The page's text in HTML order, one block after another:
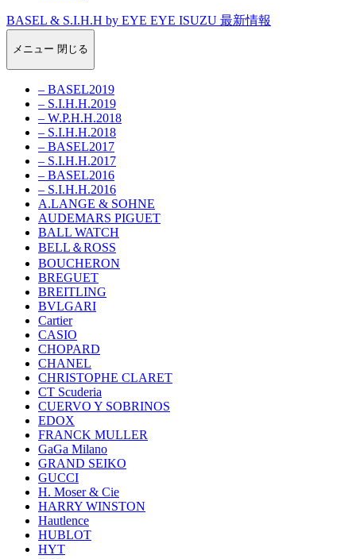
BASEL & S.I.H.H by EYE EYE ISUZU 最新情報
メニュー 閉じる
– BASEL2019
– S.I.H.H.2019
– W.P.H.H.2018
– S.I.H.H.2018
– BASEL2017
– S.I.H.H.2017
– BASEL2016
– S.I.H.H.2016
A.LANGE & SOHNE
AUDEMARS PIGUET
BALL WATCH
BELL＆ROSS
BOUCHERON
BREGUET
BREITLING
BVLGARI
Cartier
CASIO
CHOPARD
CHANEL
CHRISTOPHE CLARET
CT Scuderia
CUERVO Y SOBRINOS
EDOX
FRANCK MULLER
GaGa Milano
GRAND SEIKO
GUCCI
H. Moser & Cie
HARRY WINSTON
Hautlence
HUBLOT
HYT